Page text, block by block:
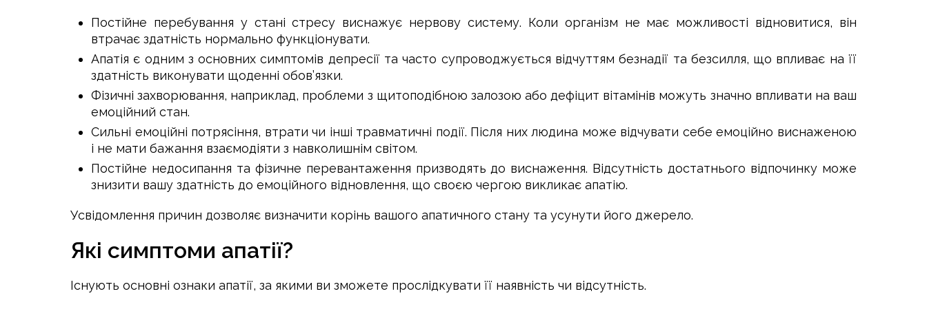
Постійне перебування у стані стресу виснажує нервову систему. Коли організм не має можливості відновитися, він
втрачає здатність нормально функціонувати.
Апатія є одним з основних симптомів депресії та часто супроводжується відчуттям безнадії та безсилля, що впливає на її
здатність виконувати щоденні обов’язки.
Фізичні захворювання, наприклад, проблеми з щитоподібною залозою або дефіцит вітамінів можуть значно впливати на ваш
емоційний стан.
Сильні емоційні потрясіння, втрати чи інші травматичні події. Після них людина може відчувати себе емоційно виснаженою
і не мати бажання взаємодіяти з навколишнім світом.
Постійне недосипання та фізичне перевантаження призводять до виснаження. Відсутність достатнього відпочинку може
знизити вашу здатність до емоційного відновлення, що своєю чергою викликає апатію.
Усвідомлення причин дозволяє визначити корінь вашого апатичного стану та усунути його джерело.
Які симптоми апатії?
Існують основні ознаки апатії, за якими ви зможете прослідкувати її наявність чи відсутність.